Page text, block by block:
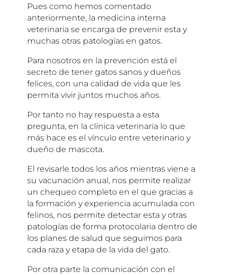
Pues como hemos comentado
anteriormente, la medicina interna
veterinaria se encarga de prevenir esta y
muchas otras patologías en gatos.
Para nosotros en la prevención está el
secreto de tener gatos sanos y dueños
felices, con una calidad de vida que les
permita vivir juntos muchos años.
Por tanto no hay respuesta a esta
pregunta, en la clínica veterinaria lo que
más hace es el vínculo entre veterinario y
dueño de mascota.
El revisarle todos los años mientras viene a
su vacunación anual, nos permite realizar
un chequeo completo en el que gracias a
la formación y experiencia acumulada con
felinos, nos permite detectar esta y otras
patologías de forma protocolaria dentro de
los planes de salud que seguimos para
cada raza y etapa de la vida del gato.
Por otra parte la comunicación con el